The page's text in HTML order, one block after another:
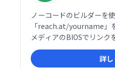
ノーコードのビルダーを
「reach.at/yourname」
メディアのBIOSでリンク
ルの署名✉️など。誰かが
にメール通知を受け取り
詳